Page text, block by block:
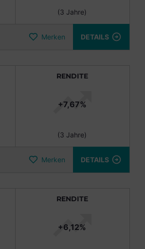
(3 Jahre)
Merken DETAILS
RENDITE
+7,67%
(3 Jahre)
Merken DETAILS
RENDITE
+6,12%